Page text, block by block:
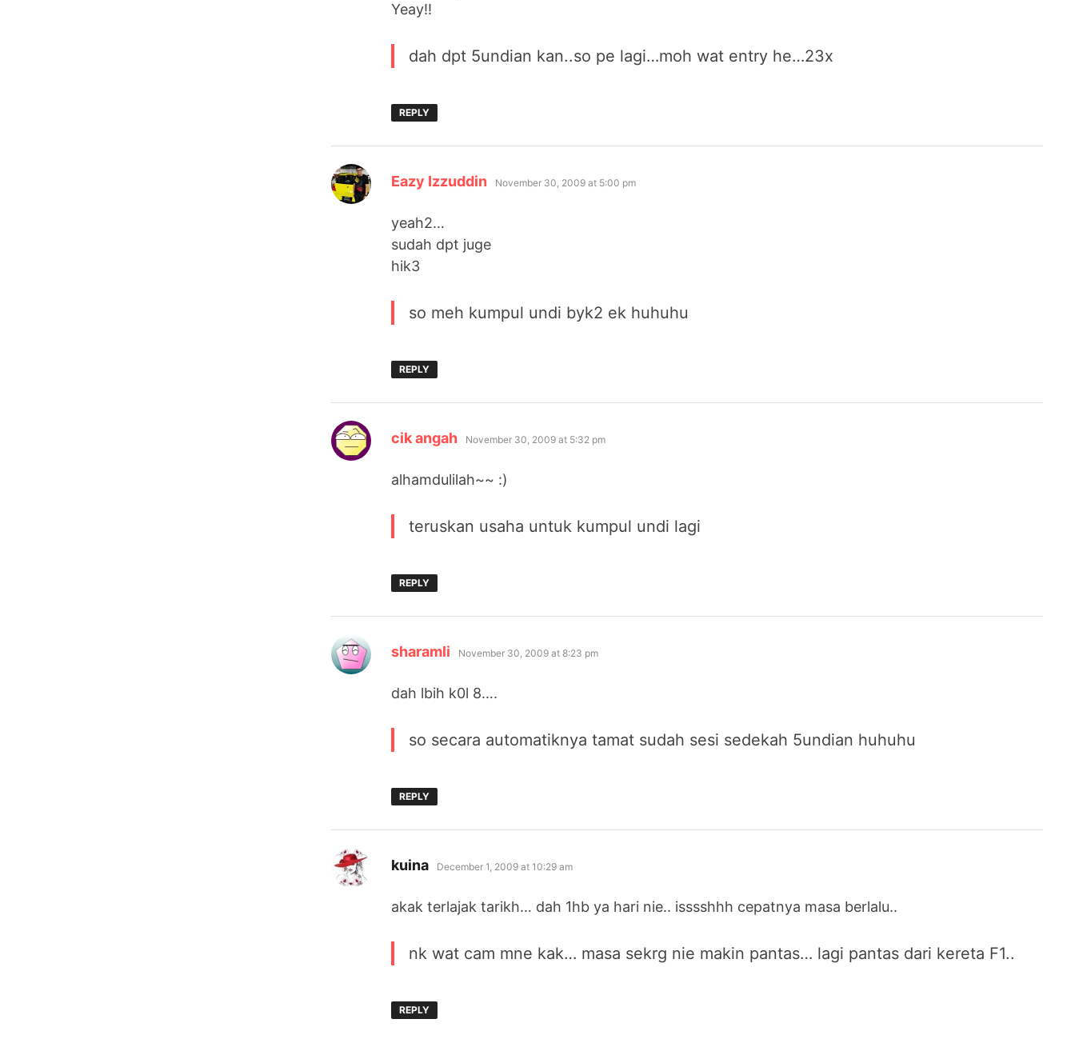
Yeay!!
dah dpt 5undian kan..so pe lagi…moh wat entry he…23x
REPLY
Eazy Izzuddin says:
November 30, 2009 at 5:00 pm
yeah2…
sudah dpt juge
hik3
so meh kumpul undi byk2 ek huhuhu
REPLY
cik angah says:
November 30, 2009 at 5:32 pm
alhamdulilah~~ :)
teruskan usaha untuk kumpul undi lagi
REPLY
sharamli says:
November 30, 2009 at 8:23 pm
dah lbih k0l 8….
so secara automatiknya tamat sudah sesi sedekah 5undian huhuhu
REPLY
kuina says:
December 1, 2009 at 10:29 am
akak terlajak tarikh… dah 1hb ya hari nie.. isssshhh cepatnya masa berlalu..
nk wat cam mne kak… masa sekrg nie makin pantas… lagi pantas dari kereta F1..
REPLY